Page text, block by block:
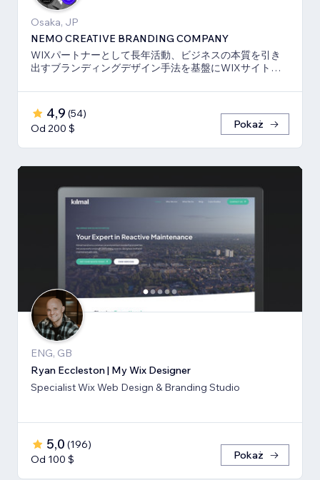
Osaka, JP
NEMO CREATIVE BRANDING COMPANY
WIXパートナーとして長年活動、ビジネスの本質を引き
出すブランディングデザイン手法を基盤にWIXサイト・
4,9 (54)
Od 200 $
Pokaż
ENG, GB
Ryan Eccleston | My Wix Designer
Specialist Wix Web Design & Branding Studio
5,0 (196)
Od 100 $
Pokaż